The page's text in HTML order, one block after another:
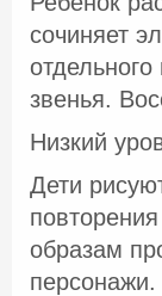
сочиняет
звенья.
Низкий
Дети
образам
персонажи.